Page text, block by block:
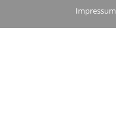
Impressum